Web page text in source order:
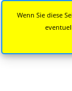
Wenn Sie diese